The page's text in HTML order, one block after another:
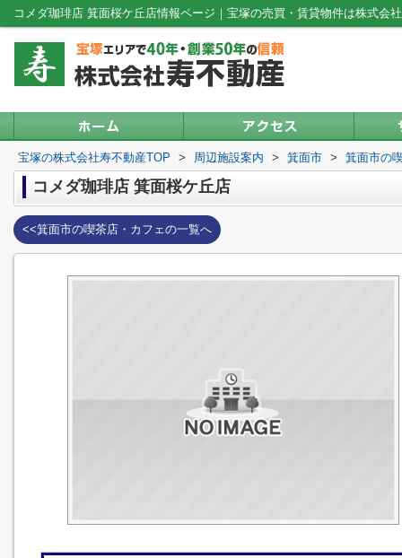
コメダ珈琲店 箕面桜ケ丘店情報ページ｜宝塚の売買・賃貸物件は株式会
宝塚の株式会社寿不動産TOP > 周辺施設案内 > 箕面市 > 箕面市の
コメダ珈琲店 箕面桜ケ丘店
<<箕面市の喫茶店・カフェの一覧へ